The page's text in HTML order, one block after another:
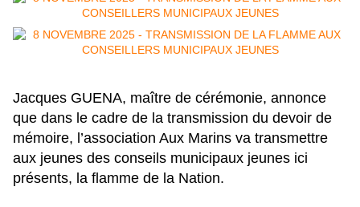
Jacques GUENA, maître de cérémonie, annonce
que dans le cadre de la transmission du devoir de
mémoire, l’association Aux Marins va transmettre
aux jeunes des conseils municipaux jeunes ici
présents, la flamme de la Nation.